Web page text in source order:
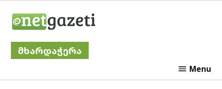
მხარდაჭერა
Menu